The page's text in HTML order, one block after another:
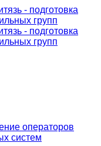
операторов
систем